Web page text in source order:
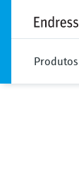
Produtos